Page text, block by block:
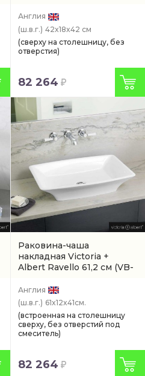
Англия
(ш.в.г.) 42x18x42 см
(сверху на столешницу, без
отверстия)
82 264
Раковина-чаша
накладная Victoria +
Albert Ravello 61,2 см (VB-
Англия
(ш.в.г.) 61x12x41см.
(встроенная на столешницу
сверху, без отверстий под
смеситель)
82 264